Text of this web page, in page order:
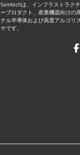
Semtechは、インフラストラク
ープロダクト、産業機器向けの
ナル半導体および高度アルゴリ
ヤです。